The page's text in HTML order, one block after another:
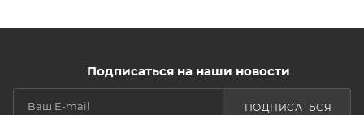
Подписаться на наши новости
ПОДПИСАТЬСЯ